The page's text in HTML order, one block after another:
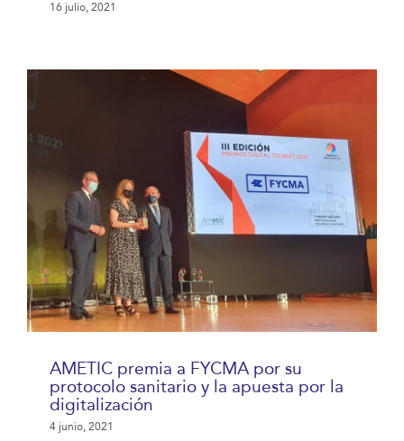
16 julio, 2021
AMETIC premia a FYCMA por su
protocolo sanitario y la apuesta por la
digitalización
4 junio, 2021